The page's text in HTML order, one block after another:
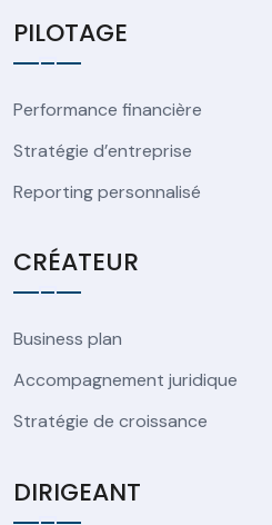
PILOTAGE
Performance financière
Stratégie d’entreprise
Reporting personnalisé
CRÉATEUR
Business plan
Accompagnement juridique
Stratégie de croissance
DIRIGEANT